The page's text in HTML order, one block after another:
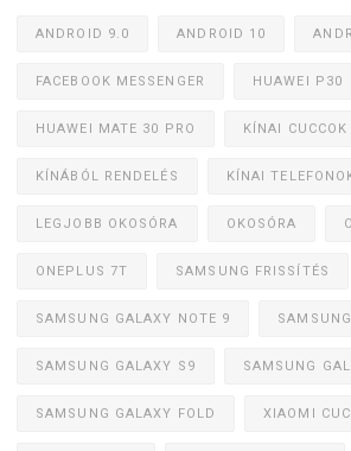
ANDROID 9.0 ANDROID 10
FACEBOOK MESSENGER HUAWEI P30
HUAWEI MATE 30 PRO KÍNAI CUCCOK
KÍNÁBÓL RENDELÉS KÍNAI
LEGJOBB OKOSÓRA OKOSÓRA
ONEPLUS 7T SAMSUNG FRISSÍTÉS
SAMSUNG GALAXY NOTE 9
SAMSUNG GALAXY S9 SAMSUNG
SAMSUNG GALAXY FOLD XIAOMI